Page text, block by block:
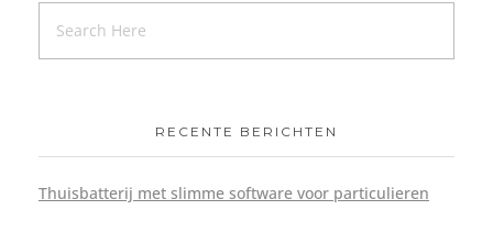
RECENTE BERICHTEN
Thuisbatterij met slimme software voor particulieren